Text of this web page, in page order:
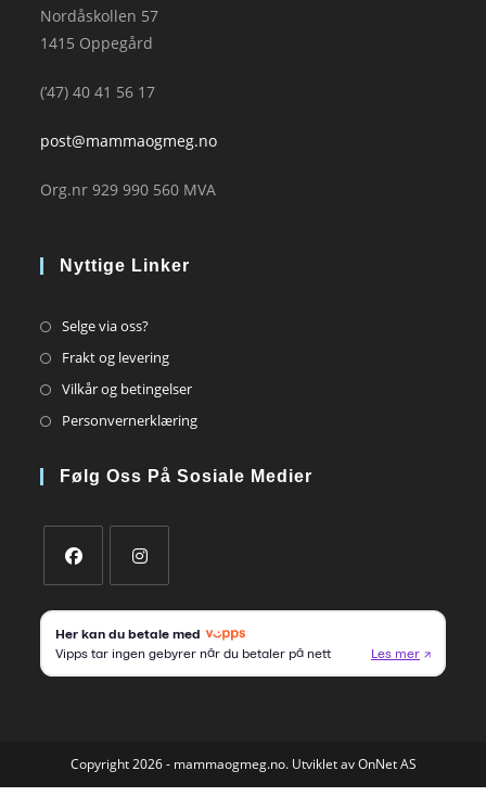
Nordåskollen 57
1415 Oppegård
(’47) 40 41 56 17
post@mammaogmeg.no
Org.nr 929 990 560 MVA
Nyttige Linker
Selge via oss?Opens
in
Frakt og leveringOpens
in
tab
Vilkår og betingelserOpens
in
new
PersonvernerklæringOpens
a
Følg Oss På Sosiale Medier
in
new
in
a
new
Copyright 2026 - mammaogmeg.no. Utviklet av OnNet AS